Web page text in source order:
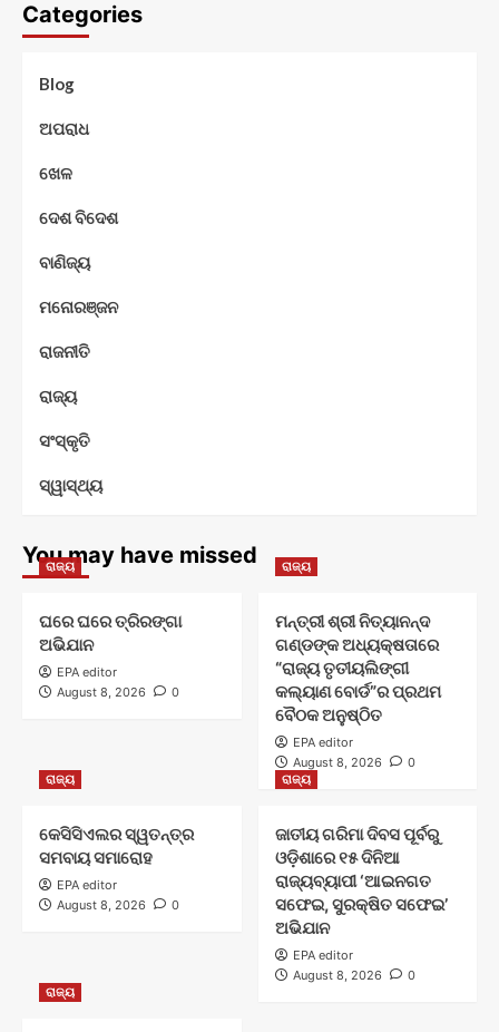
Categories
Blog
ଅପରାଧ
ଖେଳ
ଦେଶ ବିଦେଶ
ବାଣିଜ୍ୟ
ମନୋରଞ୍ଜନ
ରାଜନୀତି
ରାଜ୍ୟ
ସଂସ୍କୃତି
ସ୍ୱାସ୍ଥ୍ୟ
You may have missed
ରାଜ୍ୟ
ଘରେ ଘରେ ତ୍ରିରଙ୍ଗା
ଅଭିଯାନ
EPA editor
August 8, 2026
0
ରାଜ୍ୟ
ମନ୍ତ୍ରୀ ଶ୍ରୀ ନିତ୍ୟାନନ୍ଦ
ଗଣ୍ଡଙ୍କ ଅଧ୍ୟକ୍ଷତାରେ
“ରାଜ୍ୟ ତୃତୀୟଲିଙ୍ଗୀ
କଲ୍ୟାଣ ବୋର୍ଡ”ର ପ୍ରଥମ
ବୈଠକ ଅନୁଷ୍ଠିତ
EPA editor
August 8, 2026
0
ରାଜ୍ୟ
କେସିସିଏଲର ସ୍ୱତନ୍ତ୍ର
ସମବାୟ ସମାରୋହ
EPA editor
August 8, 2026
0
ରାଜ୍ୟ
ଜାତୀୟ ଗରିମା ଦିବସ ପୂର୍ବରୁ
ଓଡ଼ିଶାରେ ୧୫ ଦିନିଆ
ରାଜ୍ୟବ୍ୟାପୀ ‘ଆଇନଗତ
ସଫେଇ, ସୁରକ୍ଷିତ ସଫେଇ’
ଅଭିଯାନ
EPA editor
August 8, 2026
0
ରାଜ୍ୟ